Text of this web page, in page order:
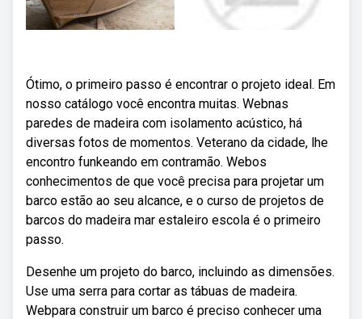
Ótimo, o primeiro passo é encontrar o projeto ideal. Em
nosso catálogo você encontra muitas. Webnas
paredes de madeira com isolamento acústico, há
diversas fotos de momentos. Veterano da cidade, lhe
encontro funkeando em contramão. Webos
conhecimentos de que você precisa para projetar um
barco estão ao seu alcance, e o curso de projetos de
barcos do madeira mar estaleiro escola é o primeiro
passo.
Desenhe um projeto do barco, incluindo as dimensões.
Use uma serra para cortar as tábuas de madeira.
Webpara construir um barco é preciso conhecer uma